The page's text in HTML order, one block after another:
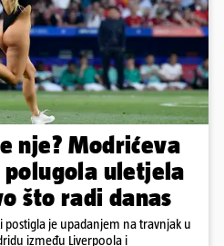
nje? Modrićeva
uletjela
što radi danas
postigla je upadanjem na travnjak u
između Liverpoola i